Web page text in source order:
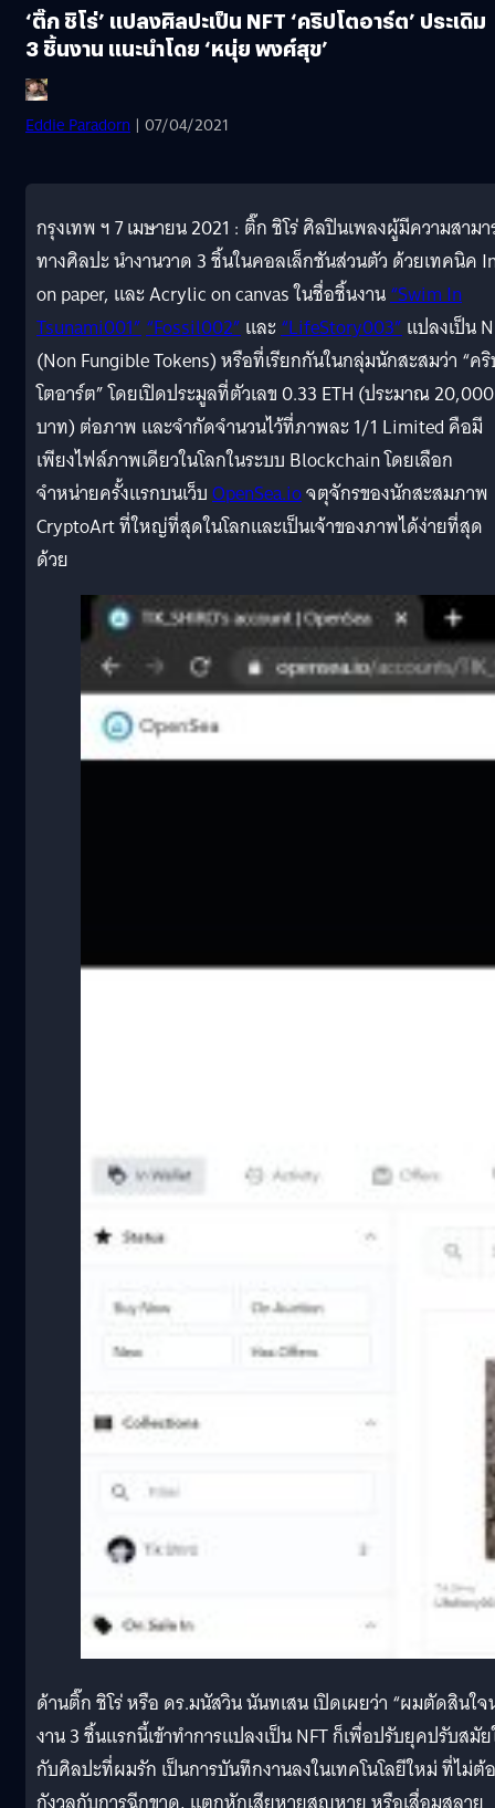
‘ติ๊ก ชิโร่’ แปลงศิลปะเป็น NFT ‘คริปโตอาร์ต’ ประเดิม
3 ชิ้นงาน แนะนำโดย ‘หนุ่ย พงศ์สุข’
Eddie Paradorn | 07/04/2021
กรุงเทพ ฯ 7 เมษายน 2021 : ติ๊ก ชิโร่ ศิลปินเพลงผู้มีความสาม
ทางศิลปะ นำงานวาด 3 ชิ้นในคอลเล็กชันส่วนตัว ด้วยเทคนิค
on paper, และ Acrylic on canvas ในชื่อชิ้นงาน“Swim In
Tsunami001”“Fossil002”และ“LifeStory003”แปลงเป็น
(Non Fungible Tokens) หรือที่เรียกกันในกลุ่มนักสะสมว่า “ค
โตอาร์ต”​ โดยเปิดประมูลที่ตัวเลข 0.33 ETH (ประมาณ 20,000
บาท) ต่อภาพ และจำกัดจำนวนไว้ที่ภาพละ 1/1 Limited คือมี
เพียงไฟล์ภาพเดียวในโลกในระบบ Blockchain โดยเลือก
จำหน่ายครั้งแรกบนเว็บOpenSea.ioจตุจักรของนักสะสมภาพ
CryptoArt ที่ใหญ่ที่สุดในโลกและเป็นเจ้าของภาพได้ง่ายที่สุด
ด้วย
ด้านติ๊ก ชิโร่ หรือ ดร.มนัสวิน นันทเสน เปิดเผยว่า “ผมตัดสินใจ
งาน 3 ชิ้นแรกนี้เข้าทำการแปลงเป็น NFT ก็เพื่อปรับยุคปรับสมั
กับศิลปะที่ผมรัก เป็นการบันทึกงานลงในเทคโนโลยีใหม่ ที่ไม่ต้